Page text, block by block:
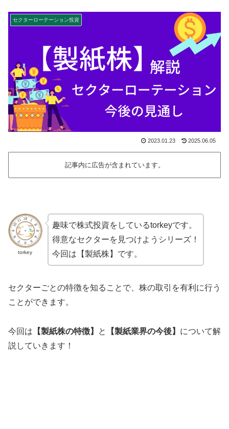
セクターローテーション投資
2023.01.23 2025.06.05
記事内に広告が含まれています。
torkey
趣味で株式投資をしているtorkeyです。
得意なセクターを見つけようシリーズ！
今回は【製紙株】です。
セクターごとの特徴を知ることで、株の取引を有利に行う
ことができます。
今回は 【製紙株の特徴】 と 【製紙業界の今後】 について解
説していきます！